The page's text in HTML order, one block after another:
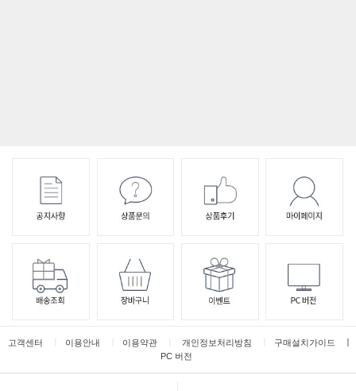
고객센터 이용안내 이용약관 개인정보처리방침 구매설치가이드
PC 버전